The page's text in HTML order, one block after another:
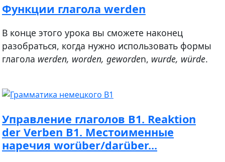
Функции глагола werden
В конце этого урока вы сможете наконец
разобраться, когда нужно использовать формы
глагола werden, worden, geworden, wurde, würde.
Управление глаголов В1. Reaktion
der Verben B1. Местоименные
наречия worüber/darüber...